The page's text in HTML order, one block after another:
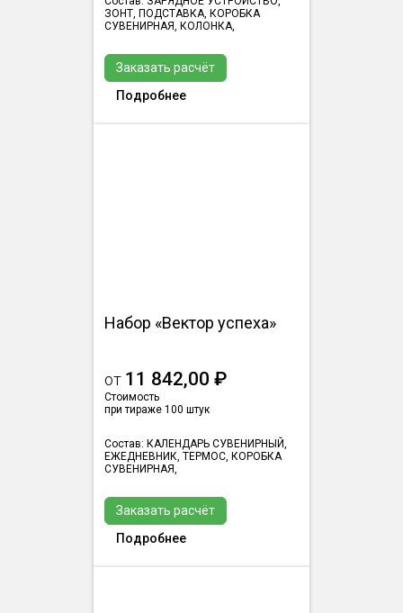
ЗОНТ, ПОДСТАВКА, КОРОБКА
СУВЕНИРНАЯ, КОЛОНКА,
Заказать расчёт
Подробнее
Набор «Вектор успеха»
от 11 842,00 ₽
Стоимость
при тираже 100 штук
Состав: КАЛЕНДАРЬ СУВЕНИРНЫЙ,
ЕЖЕДНЕВНИК, ТЕРМОС, КОРОБКА
СУВЕНИРНАЯ,
Заказать расчёт
Подробнее